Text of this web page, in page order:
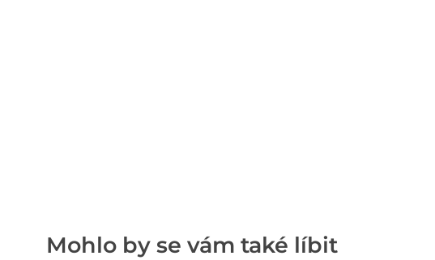
Mohlo by se vám také líbit